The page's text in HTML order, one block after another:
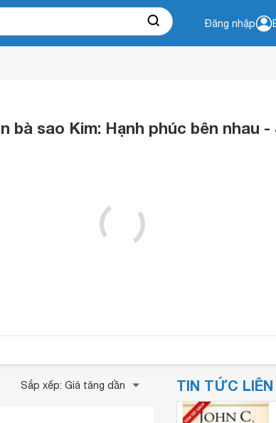
Đăng nhập
bà sao Kim: Hạnh phúc bên nhau -
Sắp xếp: Giá tăng dần TIN TỨC LIÊN